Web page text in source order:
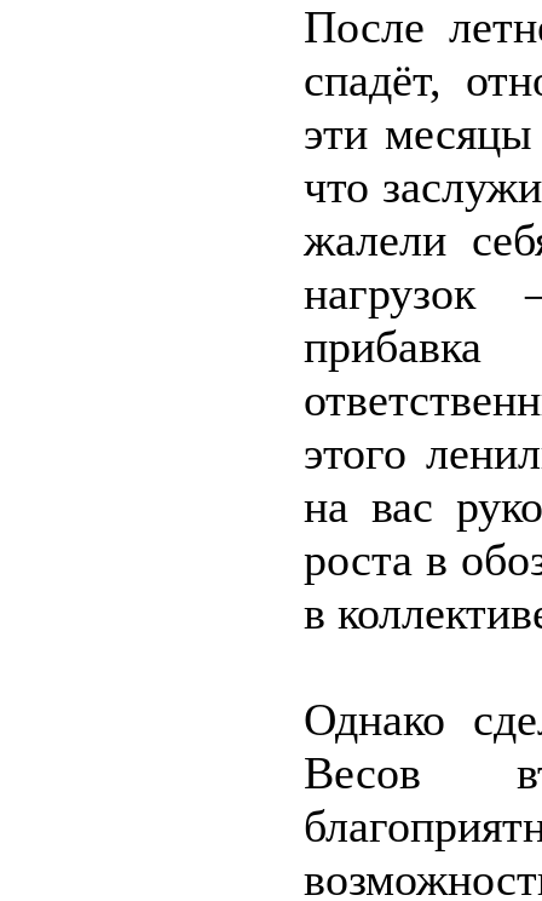
После
спадёт,
эти
что
жалели
этого
на вас
роста в
в
Однако
Весов